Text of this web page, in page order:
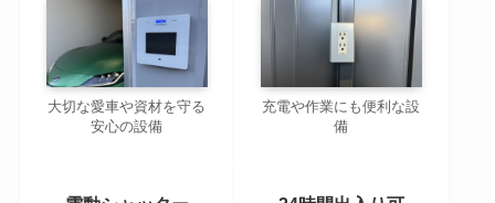
大切な愛車や資材を守る
安心の設備
充電や作業にも便利な設
備